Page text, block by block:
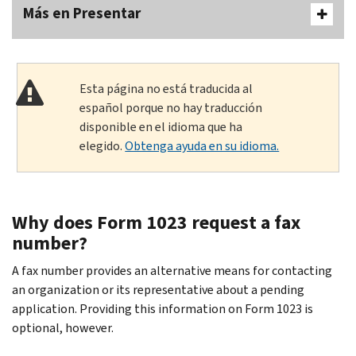
Más en Presentar
Esta página no está traducida al
español porque no hay traducción
disponible en el idioma que ha
elegido.Obtenga ayuda en su idioma.
Why does Form 1023 request a fax
number?
A fax number provides an alternative means for contacting
an organization or its representative about a pending
application. Providing this information on Form 1023 is
optional, however.